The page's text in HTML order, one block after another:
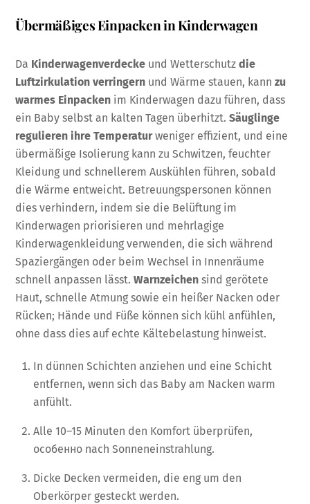
Übermäßiges Einpacken in Kinderwagen
Da Kinderwagenverdecke und Wetterschutzdie
Luftzirkulation verringern und Wärme stauen, kannzu
warmes Einpacken im Kinderwagen dazu führen, dass
ein Baby selbst an kalten Tagen überhitzt.Säuglinge
regulieren ihre Temperaturweniger effizient, und eine
übermäßige Isolierung kann zu Schwitzen, feuchter
Kleidung und schnellerem Auskühlen führen, sobald
die Wärme entweicht. Betreuungspersonen können
dies verhindern, indem sie die Belüftung im
Kinderwagen priorisieren und mehrlagige
Kinderwagenkleidung verwenden, die sich während
Spaziergängen oder beim Wechsel in Innenräume
schnell anpassen lässt.Warnzeichen sind gerötete
Haut, schnelle Atmung sowie ein heißer Nacken oder
Rücken; Hände und Füße können sich kühl anfühlen,
ohne dass dies auf echte Kältebelastung hinweist.
In dünnen Schichten anziehen und eine Schicht
entfernen, wenn sich das Baby am Nacken warm
anfühlt.
Alle 10–15 Minuten den Komfort überprüfen,
особенно nach Sonneneinstrahlung.
Dicke Decken vermeiden, die eng um den
Oberkörper gesteckt werden.